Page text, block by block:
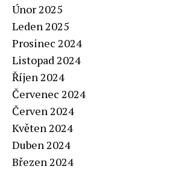
Únor 2025
Leden 2025
Prosinec 2024
Listopad 2024
Říjen 2024
Červenec 2024
Červen 2024
Květen 2024
Duben 2024
Březen 2024